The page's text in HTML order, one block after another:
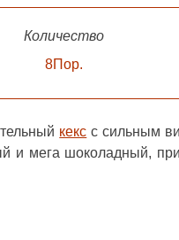
Количество
8Пор.
кекс с сильным
и мега шоколадный,